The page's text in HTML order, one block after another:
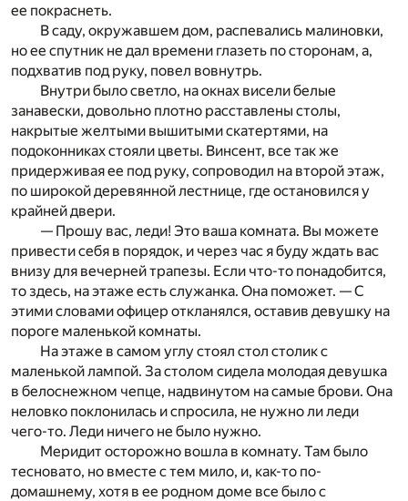
ее покраснеть.
В саду, окружавшем дом, распевались малиновки,
но ее спутник не дал времени глазеть по сторонам, а,
подхватив под руку, повел вовнутрь.
Внутри было светло, на окнах висели белые
занавески, довольно плотно расставлены столы,
накрытые желтыми вышитыми скатертями, на
подоконниках стояли цветы. Винсент, все так же
придерживая ее под руку, сопроводил на второй этаж,
по широкой деревянной лестнице, где остановился у
крайней двери.
— Прошу вас, леди! Это ваша комната. Вы можете
привести себя в порядок, и через час я буду ждать вас
внизу для вечерней трапезы. Если что-то понадобится,
то здесь, на этаже есть служанка. Она поможет. — С
этими словами офицер откланялся, оставив девушку на
пороге маленькой комнаты.
На этаже в самом углу стоял стол столик с
маленькой лампой. За столом сидела молодая девушка
в белоснежном чепце, надвинутом на самые брови. Она
неловко поклонилась и спросила, не нужно ли леди
чего-то. Леди ничего не было нужно.
Меридит осторожно вошла в комнату. Там было
тесновато, но вместе с тем мило, и, как-то по-
домашнему, хотя в ее родном доме все было с